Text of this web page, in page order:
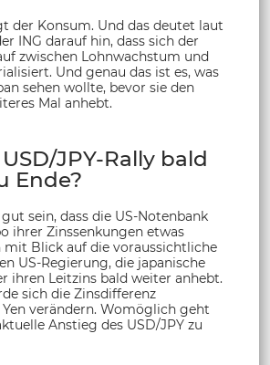
der Konsum. Und das deutet laut
ING darauf hin, dass sich der
zwischen Lohnwachstum und
Und genau das ist es, was
sehen wollte, bevor sie den
Mal anhebt.
JPY-Rally bald
Ende?
sein, dass die US-Notenbank
ihrer Zinssenkungen etwas
mit Blick auf die voraussichtliche
US-Regierung, die japanische
ihren Leitzins bald weiter anhebt.
sich die Zinsdifferenz
verändern. Womöglich geht
Anstieg des USD/JPY zu